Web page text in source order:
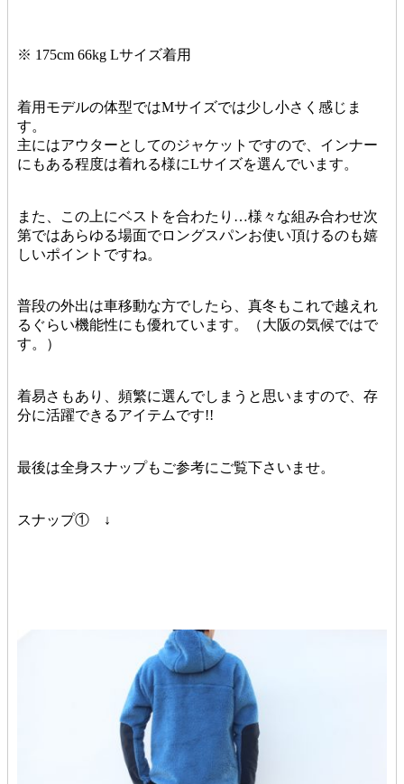
※ 175cm 66kg Lサイズ着用
着用モデルの体型ではMサイズでは少し小さく感じま
す。
主にはアウターとしてのジャケットですので、インナー
にもある程度は着れる様にLサイズを選んでいます。
また、この上にベストを合わたり…様々な組み合わせ次
第ではあらゆる場面でロングスパンお使い頂けるのも嬉
しいポイントですね。
普段の外出は車移動な方でしたら、真冬もこれで越えれ
るぐらい機能性にも優れています。（大阪の気候ではで
す。）
着易さもあり、頻繁に選んでしまうと思いますので、存
分に活躍できるアイテムです!!
最後は全身スナップもご参考にご覧下さいませ。
スナップ① ↓